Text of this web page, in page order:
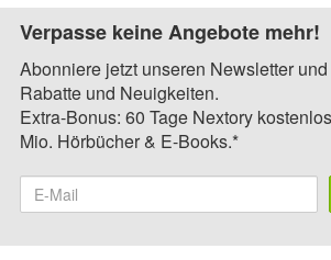
Verpasse keine Angebote mehr!
Abonniere jetzt unseren Newsletter
Rabatte und Neuigkeiten.
Extra-Bonus: 60 Tage Nextory
Mio. Hörbücher & E-Books.*